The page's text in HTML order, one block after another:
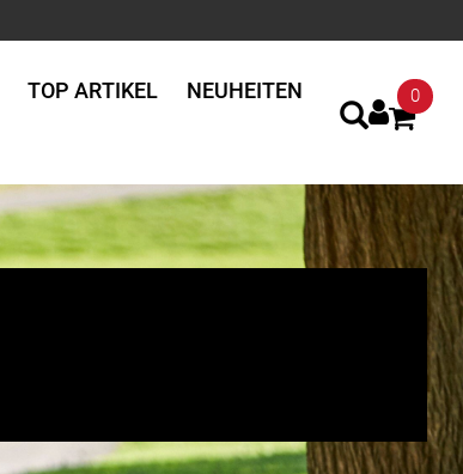
TOP ARTIKEL
NEUHEITEN
0